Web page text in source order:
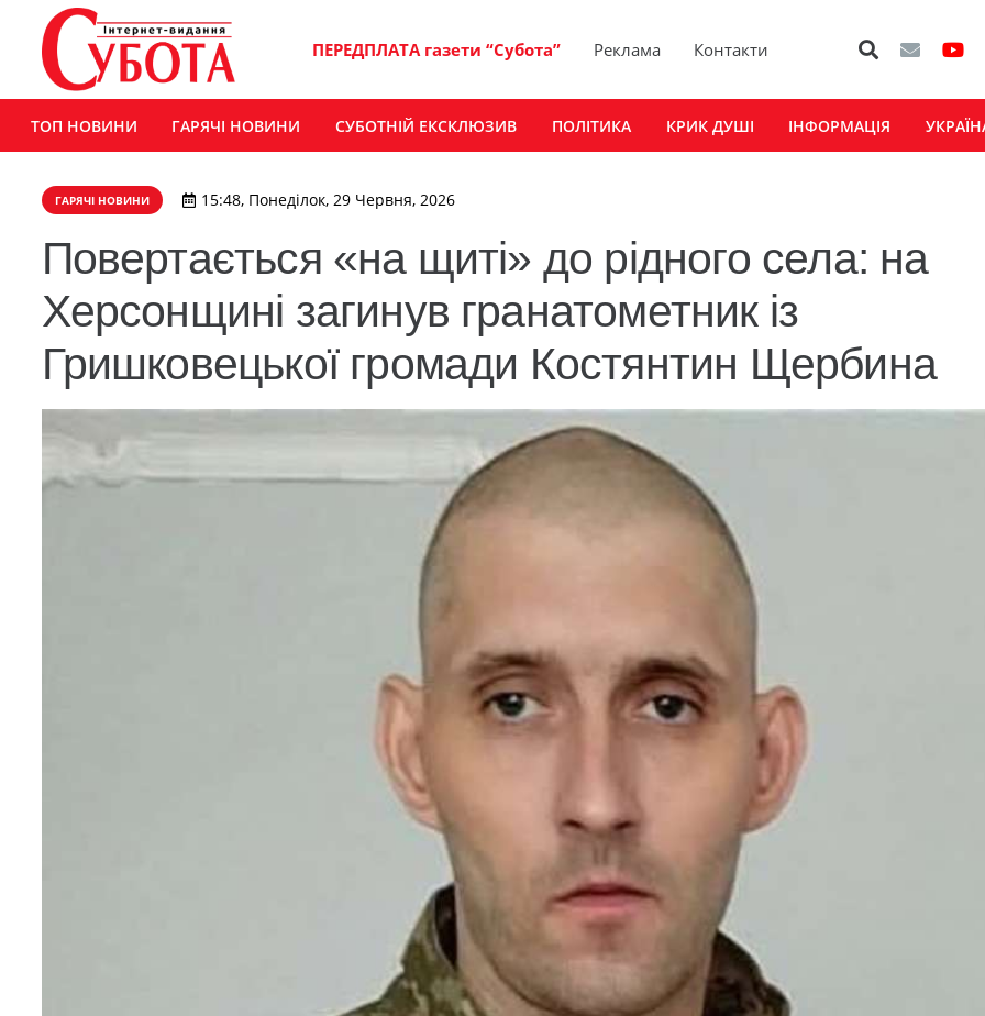
ПЕРЕДПЛАТА газети “Субота” Реклама Контакти
ТОП НОВИНИ ГАРЯЧІ НОВИНИ СУБОТНІЙ ЕКСКЛЮЗИВ ПОЛІТИКА КРИК ДУШІ ІНФОРМАЦІЯ
ГАРЯЧІ НОВИНИ 15:48, Понеділок, 29 Червня, 2026
Повертається «на щиті» до рідного села: на
Херсонщині загинув гранатометник із
Гришковецької громади Костянтин Щербина